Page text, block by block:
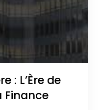
: L’Ère de
Finance